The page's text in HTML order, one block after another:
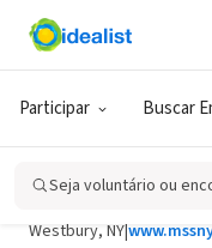
Participar Buscar
Seja voluntário ou
Medical
York
Westbury, NY|